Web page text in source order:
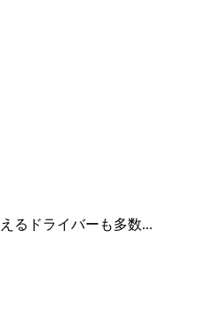
るドライバーも多数...